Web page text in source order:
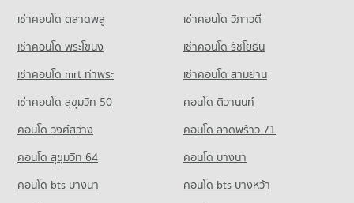
16 properties for sale
Condo Ramkhamhaeng 21
PROJECT_COUNT
Condo for Rent near Ramkhamhaeng 21
3 properties for rent
Condo for Sale near Ramkhamhaeng 21
Condo Ramkhamhaeng 33
เช่าคอนโด ตลาดพลู
เช่าคอนโด วิภาวดี
เช่าคอนโด พระโขนง
เช่าคอนโด รัชโยธิน
เช่าคอนโด mrt ท่าพระ
เช่าคอนโด สามย่าน
เช่าคอนโด สุขุมวิท 50
คอนโด ติวานนท์
คอนโด วงศ์สว่าง
คอนโด ลาดพร้าว 71
คอนโด สุขุมวิท 64
คอนโด บางนา
คอนโด bts บางนา
คอนโด bts บางหว้า